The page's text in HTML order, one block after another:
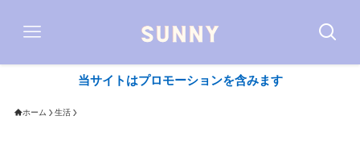
当サイトはプロモーションを含みます
ホーム 生活